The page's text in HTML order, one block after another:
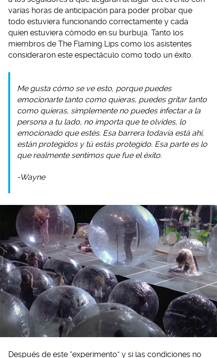
varias horas de anticipación para poder probar que
todo estuviera funcionando correctamente y cada
quien estuviera cómodo en su burbuja. Tanto los
miembros de The Flaming Lips como los asistentes
consideraron este espectáculo como todo un éxito.
Me gusta cómo se ve esto, porque puedes
emocionarte tanto como quieras, puedes gritar tanto
como quieras, simplemente no puedes infectar a la
persona a tu lado, no importa que te olvides, lo
emocionado que estés. Esa barrera todavía está ahí,
están protegidos y tú estás protegido. Esa parte es lo
que realmente sentimos que fue el éxito.
-Wayne
Después de este “experimento” y si las condiciones no